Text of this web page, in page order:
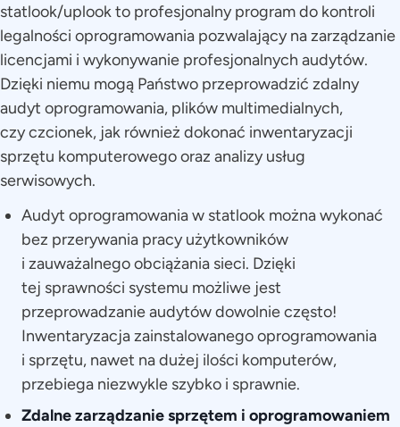
statlook/uplook to profesjonalny program do kontroli
legalności oprogramowania pozwalający na zarządzanie
licencjami i wykonywanie profesjonalnych audytów.
Dzięki niemu mogą Państwo przeprowadzić zdalny
audyt oprogramowania, plików multimedialnych,
czy czcionek, jak również dokonać inwentaryzacji
sprzętu komputerowego oraz analizy usług
serwisowych.
Audyt oprogramowania w statlook można wykonać
bez przerywania pracy użytkowników
i zauważalnego obciążania sieci. Dzięki
tej sprawności systemu możliwe jest
przeprowadzanie audytów dowolnie często!
Inwentaryzacja zainstalowanego oprogramowania
i sprzętu, nawet na dużej ilości komputerów,
przebiega niezwykle szybko i sprawnie.
Zdalne zarządzanie sprzętem i oprogramowaniem